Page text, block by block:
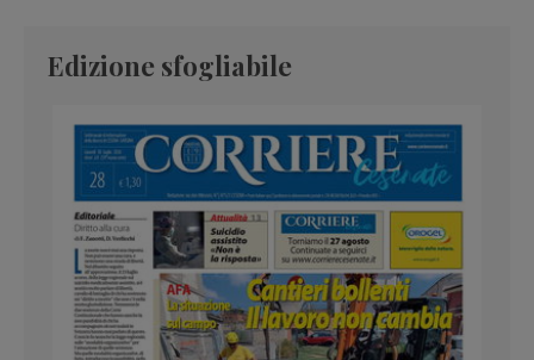
Edizione sfogliabile